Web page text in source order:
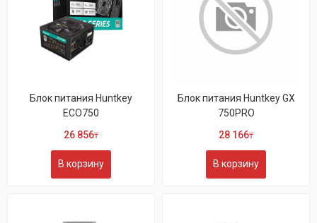
Блок питания Huntkey
ECO750
26 856₸
В корзину
Блок питания Huntkey GX
750PRO
28 166₸
В корзину